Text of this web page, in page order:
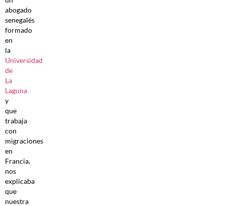
abogado
senegalés
formado
en
la
Universidad
de
La
Laguna
y
que
trabaja
con
migraciones
en
Francia,
nos
explicaba
que
nuestra